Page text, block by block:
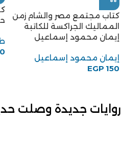
كتاب مجتمع مصر والشام زمن
المماليك الجراكسة للكاتبة
إيمان محمود إسماعيل
إيمان محمود إسماعيل
EGP 150
روايات جديدة وصلت